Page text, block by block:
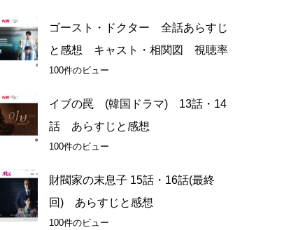
ゴースト・ドクター 全話あらすじ
と感想 キャスト・相関図 視聴率
100件のビュー
イブの罠 (韓国ドラマ) 13話・14
話 あらすじと感想
100件のビュー
財閥家の末息子 15話・16話(最終
回) あらすじと感想
100件のビュー